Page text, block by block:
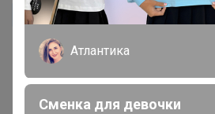
zzz
а корпус из какого
1 декабря, 2024 20:07
Атлантика
Сменка для девочки